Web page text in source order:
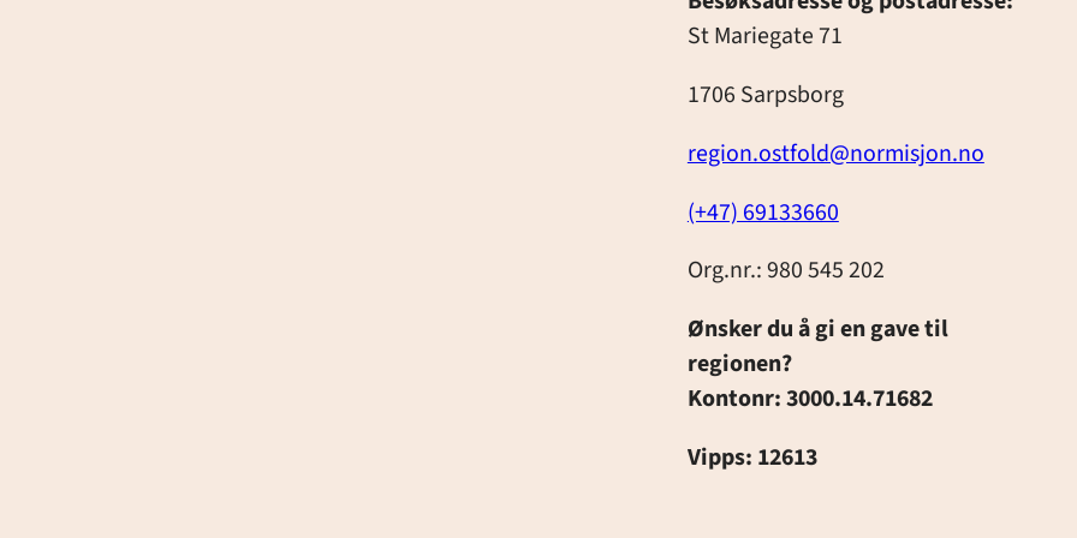
St Mariegate 71
1706 Sarpsborg
region.ostfold@normisjon.no
(+47) 69133660
Org.nr.: 980 545 202
Ønsker du å gi en gave til
regionen?
Kontonr: 3000.14.71682
Vipps: 12613